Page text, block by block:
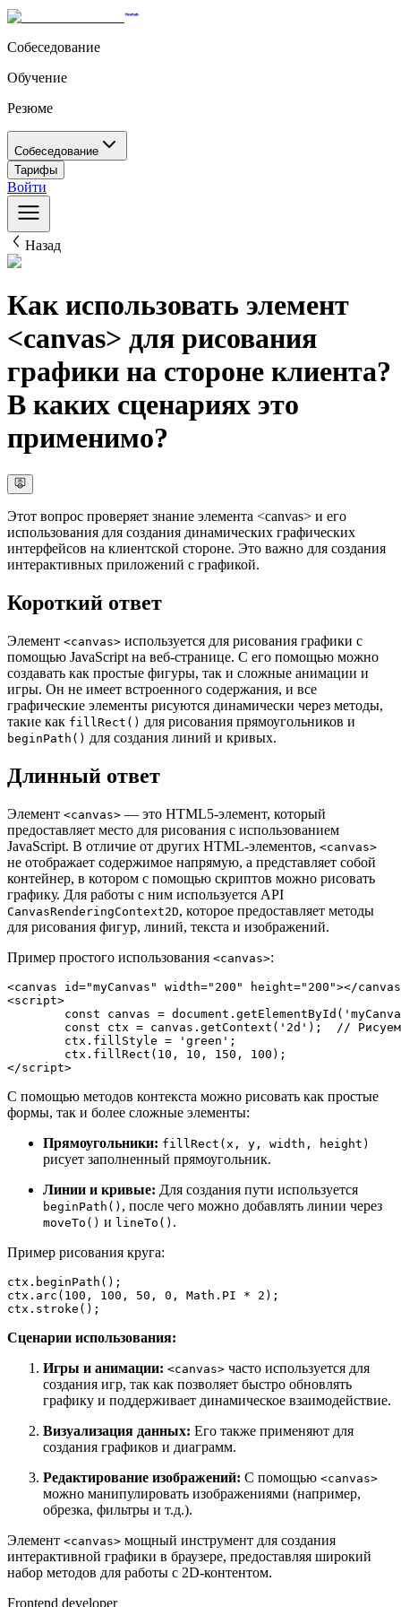
Собеседование
Обучение
Резюме
Собеседование
Тарифы
Войти
Назад
Как использовать элемент
<canvas> для рисования
графики на стороне клиента?
В каких сценариях это
применимо?
Этот вопрос проверяет знание элемента <canvas> и его
использования для создания динамических графических
интерфейсов на клиентской стороне. Это важно для создания
интерактивных приложений с графикой.
Короткий ответ
Элемент <canvas> используется для рисования графики с
помощью JavaScript на веб-странице. С его помощью можно
создавать как простые фигуры, так и сложные анимации и
игры. Он не имеет встроенного содержания, и все
графические элементы рисуются динамически через методы,
такие как fillRect() для рисования прямоугольников и
beginPath() для создания линий и кривых.
Длинный ответ
Элемент <canvas> — это HTML5-элемент, который
предоставляет место для рисования с использованием
JavaScript. В отличие от других HTML-элементов, <canvas>
не отображает содержимое напрямую, а представляет собой
контейнер, в котором с помощью скриптов можно рисовать
графику. Для работы с ним используется API
CanvasRenderingContext2D, которое предоставляет методы
для рисования фигур, линий, текста и изображений.
Пример простого использования <canvas>:
<canvas id="myCanvas" width="200" height="200"></canvas
<script>
const canvas = document . getElementById (
const ctx = canvas. getContext ( '2d' );
//
	ctx.
fillStyle = 'green' ;
	ctx.
fillRect ( 10 , 10 , 150 , 100
</script>
С помощью методов контекста можно рисовать как простые
формы, так и более сложные элементы:
Прямоугольники: fillRect(x, y, width, height)
рисует заполненный прямоугольник.
Линии и кривые: Для создания пути используется
beginPath() , после чего можно добавлять линии через
moveTo() и lineTo() .
Пример рисования круга:
ctx. beginPath ();
ctx. arc ( 100 , 100 , 50 , 0 , Math . PI * 2 );
ctx. stroke ();
Сценарии использования:
Игры и анимации: <canvas> часто используется для
создания игр, так как позволяет быстро обновлять
графику и поддерживает динамическое взаимодействие.
Визуализация данных: Его также применяют для
создания графиков и диаграмм.
Редактирование изображений: С помощью <canvas>
можно манипулировать изображениями (например,
обрезка, фильтры и т.д.).
Элемент <canvas> мощный инструмент для создания
интерактивной графики в браузере, предоставляя широкий
набор методов для работы с 2D-контентом.
Frontend developer